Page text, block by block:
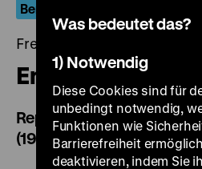
Berlin.Dokument
Freitag, 22. April 2022,
Empathie und
Reportagen von
(1975-1992)
Was bedeutet das?
1) Notwendig
Diese Cookies sind für
unbedingt notwendig,
Funktionen wie
Barrierefreiheit
deaktivieren, indem Sie